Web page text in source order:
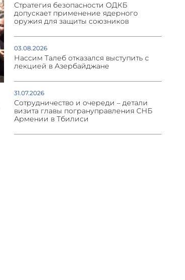
Стратегия безопасности ОДКБ
допускает применение ядерного
оружия для защиты союзников
03.08.2026
Нассим Талеб отказался выступить с
лекцией в Азербайджане
31.07.2026
Сотрудничество и очереди – детали
визита главы погрануправления СНБ
Армении в Тбилиси